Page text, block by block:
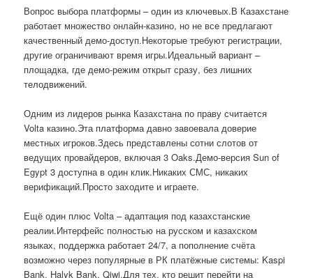
Вопрос выбора платформы – один из ключевых.В Казахстане
работает множество онлайн-казино, но не все предлагают
качественный демо-доступ.Некоторые требуют регистрации,
другие ограничивают время игры.Идеальный вариант –
площадка, где демо-режим открыт сразу, без лишних
телодвижений.
Одним из лидеров рынка Казахстана по праву считается
Volta казино.Эта платформа давно завоевала доверие
местных игроков.Здесь представлены сотни слотов от
ведущих провайдеров, включая 3 Oaks.Демо-версия Sun of
Egypt 3 доступна в один клик.Никаких СМС, никаких
верификаций.Просто заходите и играете.
Ещё один плюс Volta – адаптация под казахстанские
реалии.Интерфейс полностью на русском и казахском
языках, поддержка работает 24/7, а пополнение счёта
возможно через популярные в РК платёжные системы: Kaspi
Bank, Halyk Bank, Qiwi.Для тех, кто решит перейти на